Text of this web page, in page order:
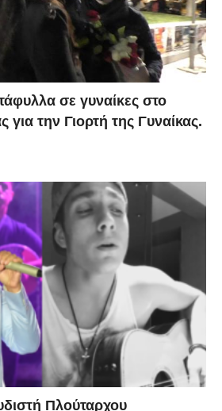
σε γυναίκες στο
για την Γιορτή της Γυναίκας.
Πλούταρχου